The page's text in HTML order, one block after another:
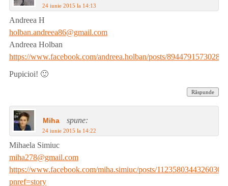
24 iunie 2015 la 14:13
Andreea H
holban.andreea86@gmail.com
Andreea Holban
https://www.facebook.com/andreea.holban/posts/894479157302821
Pupicioi! 🙂
Răspunde
Miha spune:
24 iunie 2015 la 14:22
Mihaela Simiuc
miha278@gmail.com
https://www.facebook.com/miha.simiuc/posts/1123580344326030?
pnref=story